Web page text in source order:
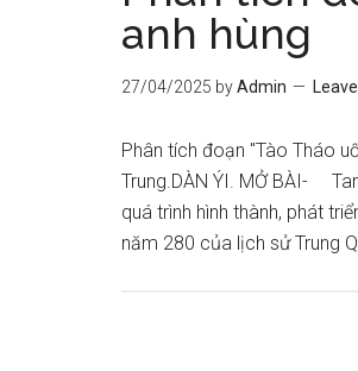
anh hùng
27/04/2025 byAdmin
Phân tích đoạn "Tào Tháo
Trung.DÀN ÝI. MỞ BÀI-
quá trình hình thành, phát
năm 280 của lịch sử